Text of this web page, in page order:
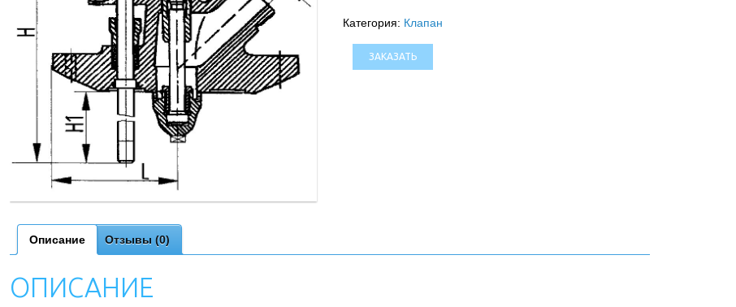
Категория: Клапан
ЗАКАЗАТЬ
Описание Отзывы (0)
ОПИСАНИЕ